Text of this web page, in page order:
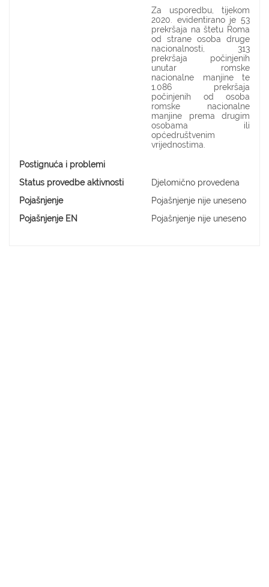
Za usporedbu, tijekom
2020. evidentirano je 53
prekršaja na štetu Roma
od strane osoba druge
nacionalnosti, 313
prekršaja počinjenih
unutar romske
nacionalne manjine te
1.086 prekršaja
počinjenih od osoba
romske nacionalne
manjine prema drugim
osobama ili
općedruštvenim
vrijednostima.
Postignuća i problemi
Status provedbe aktivnosti
Djelomično provedena
Pojašnjenje
Pojašnjenje nije uneseno
Pojašnjenje EN
Pojašnjenje nije uneseno